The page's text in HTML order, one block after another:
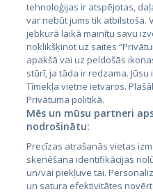
Литва
City24.lv
City24.ee
GetaPro.lv
tehnoloģijas ir atspējotas,
var nebūt jums tik atbilstoša.
jebkurā laikā mainītu savu
noklikšķinot uz saites
apakšā vai uz peldošās
stūrī, ja tāda ir redzama.
Tīmekļa vietne ietvaros.
Privātuma politikā.
Mēs un mūsu partneri
nodrošinātu:
Precīzas atrašanās vietas
skenēšana identifikācijas
un/vai piekļuve tai.
un satura efektivitātes